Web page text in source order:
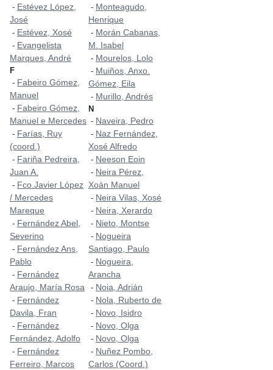
- Estévez López,
José
- Estévez, Xosé
- Evangelista
Marques, André
F
- Fabeiro Gómez,
Manuel
- Fabeiro Gómez,
Manuel e Mercedes
- Farías, Ruy
(coord.)
- Fariña Pedreira,
Juan A.
- Fco.Javier López
/ Mercedes
Mareque
- Fernández Abel,
Severino
- Fernández Ans,
Pablo
- Fernández
Araujo, María Rosa
- Fernández
Davila, Fran
- Fernández
Fernández, Adolfo
- Fernández
Ferreiro, Marcos
- Monteagudo,
Henrique
- Morán Cabanas,
M. Isabel
- Mourelos, Lolo
- Muiños, Anxo.
Gómez, Eila
- Murillo, Andrés
N
- Naveira, Pedro
- Naz Fernández,
Xosé Alfredo
- Neeson Eoin
- Neira Pérez,
Xoán Manuel
- Neira Vilas, Xosé
- Neira, Xerardo
- Nieto, Montse
- Nogueira
Santiago, Paulo
- Nogueira,
Arancha
- Noia, Adrián
- Nola, Ruberto de
- Novo, Isidro
- Novo, Olga
- Novo, Olga
- Nuñez Pombo,
Carlos (Coord.)